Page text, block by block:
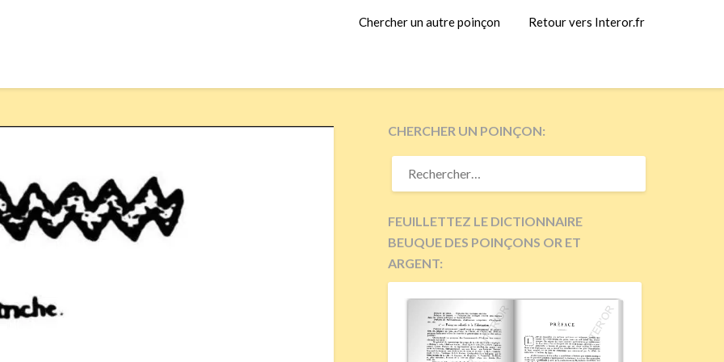
Chercher un autre poinçon Retour vers Interor.fr
CHERCHER UN POINÇON:
RECHERCHER :
FEUILLETTEZ LE DICTIONNAIRE
BEUQUE DES POINÇONS OR ET
ARGENT: